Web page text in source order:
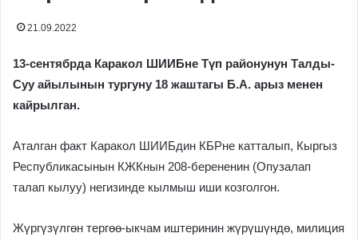
21.09.2022
13-сентябрда Каракол ШИИБне Түп районунун Талды-
Суу айылынын тургуну 18 жаштагы Б.А. арыз менен
кайрылган.
Аталган факт Каракол ШИИБдин КБРне катталып, Кыргыз
Республикасынын КЖКнын 208-берененин (Опузалап
талап кылуу) негизинде кылмыш иши козголгон.
Жүргүзүлгөн тергөө-ыкчам иштеринин жүрүшүндө, милиция